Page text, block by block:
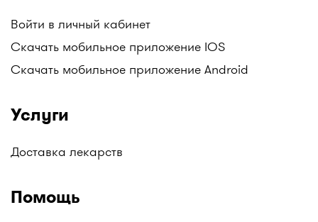
Войти в личный кабинет
Скачать мобильное приложение IOS
Скачать мобильное приложение Android
Услуги
Доставка лекарств
Помощь